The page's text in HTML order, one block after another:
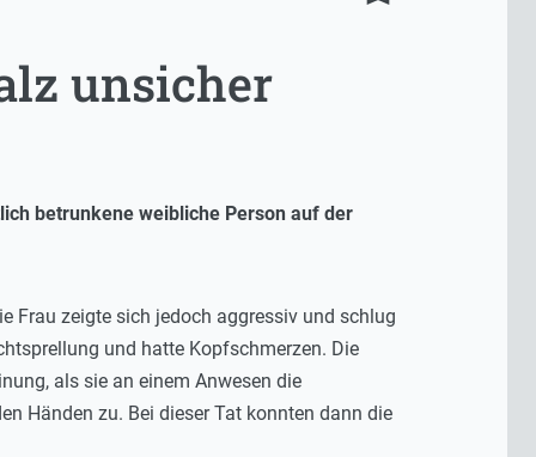
unsicher
betrunkene weibliche Person auf der
Frau zeigte sich jedoch aggressiv und schlug
und hatte Kopfschmerzen. Die
als sie an einem Anwesen die
Händen zu. Bei dieser Tat konnten dann die